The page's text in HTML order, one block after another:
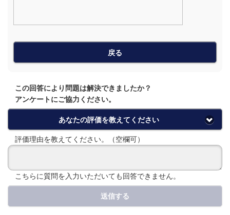
戻る
この回答により問題は解決できましたか？
アンケートにご協力ください。
あなたの評価を教えてください
評価理由を教えてください。（空欄可）
こちらに質問を入力いただいても回答できません。
送信する